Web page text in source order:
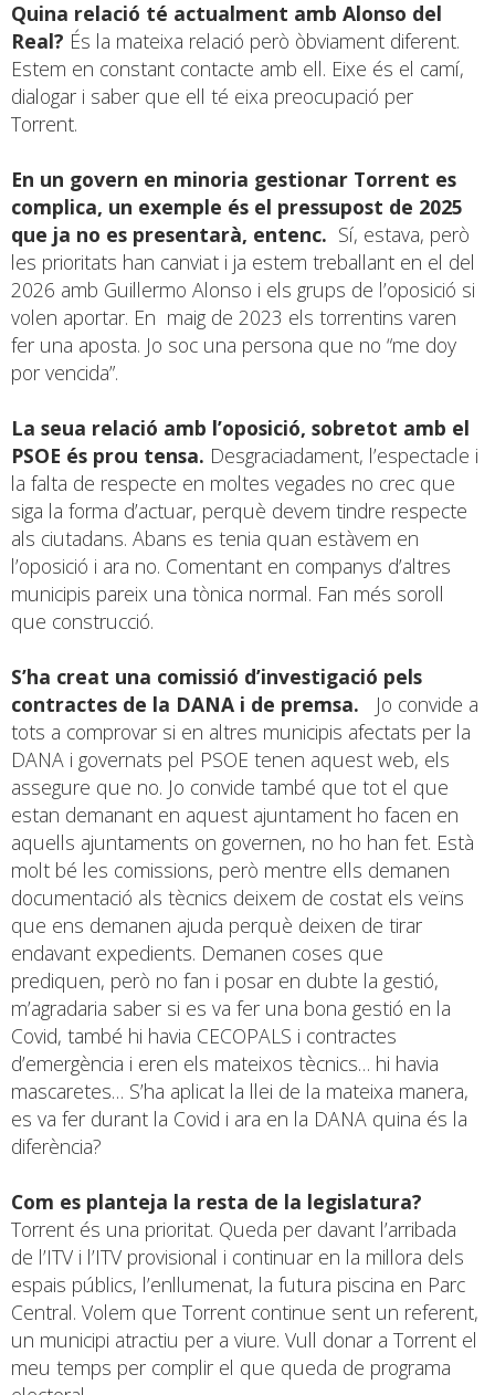
Quina relació té actualment amb Alonso del
Real? És la mateixa relació però òbviament diferent.
Estem en constant contacte amb ell. Eixe és el camí,
dialogar i saber que ell té eixa preocupació per
Torrent.
En un govern en minoria gestionar Torrent es
complica, un exemple és el pressupost de 2025
que ja no es presentarà, entenc. Sí, estava, però
les prioritats han canviat i ja estem treballant en el del
2026 amb Guillermo Alonso i els grups de l’oposició si
volen aportar. En maig de 2023 els torrentins varen
fer una aposta. Jo soc una persona que no “me doy
por vencida”.
La seua relació amb l’oposició, sobretot amb el
PSOE és prou tensa. Desgraciadament, l’espectacle i
la falta de respecte en moltes vegades no crec que
siga la forma d’actuar, perquè devem tindre respecte
als ciutadans. Abans es tenia quan estàvem en
l’oposició i ara no. Comentant en companys d’altres
municipis pareix una tònica normal. Fan més soroll
que construcció.
S’ha creat una comissió d’investigació pels
contractes de la DANA i de premsa. Jo convide a
tots a comprovar si en altres municipis afectats per la
DANA i governats pel PSOE tenen aquest web, els
assegure que no. Jo convide també que tot el que
estan demanant en aquest ajuntament ho facen en
aquells ajuntaments on governen, no ho han fet. Està
molt bé les comissions, però mentre ells demanen
documentació als tècnics deixem de costat els veïns
que ens demanen ajuda perquè deixen de tirar
endavant expedients. Demanen coses que
prediquen, però no fan i posar en dubte la gestió,
m’agradaria saber si es va fer una bona gestió en la
Covid, també hi havia CECOPALS i contractes
d’emergència i eren els mateixos tècnics… hi havia
mascaretes… S’ha aplicat la llei de la mateixa manera,
es va fer durant la Covid i ara en la DANA quina és la
diferència?
Com es planteja la resta de la legislatura?
Torrent és una prioritat. Queda per davant l’arribada
de l’ITV i l’ITV provisional i continuar en la millora dels
espais públics, l’enllumenat, la futura piscina en Parc
Central. Volem que Torrent continue sent un referent,
un municipi atractiu per a viure. Vull donar a Torrent el
meu temps per complir el que queda de programa